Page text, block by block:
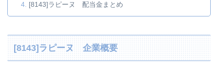
[8143]ラピーヌ 配当金まとめ
[8143]ラピーヌ 企業概要